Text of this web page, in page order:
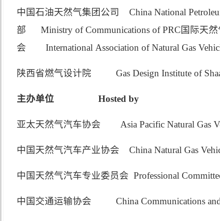
中国石油天然气集团公司 China National
部Ministry of Communications of PRC国际天
会International Association of Natural Gas
陕西省燃气设计院 Gas Design Institute of
主办单位 Hosted by
亚太天然气汽车协会 Asia Pacific Natural Gas
中国天然气汽车产业协会 China Natural Gas
中国天然气汽车专业委员会 Professional
中国交通运输协会 China Communications